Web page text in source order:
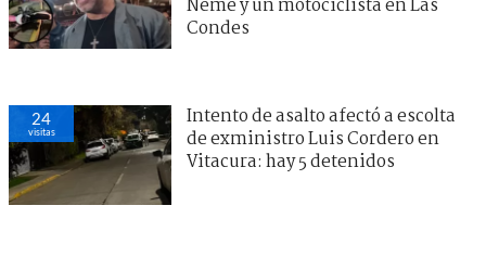
Neme y un motociclista en Las
Condes
24
visitas
Intento de asalto afectó a escolta
de exministro Luis Cordero en
Vitacura: hay 5 detenidos